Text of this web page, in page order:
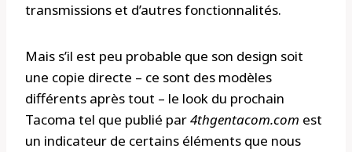
transmissions et d’autres fonctionnalités.
Mais s’il est peu probable que son design soit
une copie directe – ce sont des modèles
différents après tout – le look du prochain
Tacoma tel que publié par4thgentacom.com est
un indicateur de certains éléments que nous